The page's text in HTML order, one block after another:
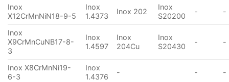
Inox
X12CrMnNiN18-9-5
Inox
1.4373
Inox 202
Inox
S20200
- -
Inox
X9CrMnCuNB17-8-
3
Inox
1.4597
Inox
204Cu
Inox
S20430
- -
Inox X8CrMnNi19-
6-3
Inox
1.4376
- - -